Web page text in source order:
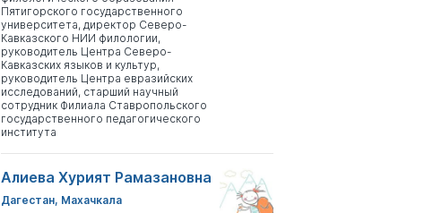
Пятигорского государственного
университета, директор Северо-
Кавказского НИИ филологии,
руководитель Центра Северо-
Кавказских языков и культур,
руководитель Центра евразийских
исследований, старший научный
сотрудник Филиала Ставропольского
государственного педагогического
института
Алиева Хурият Рамазановна
Дагестан, Махачкала